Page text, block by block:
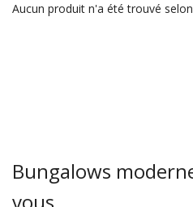
Aucun produit n'a été trouvé
Bungalows